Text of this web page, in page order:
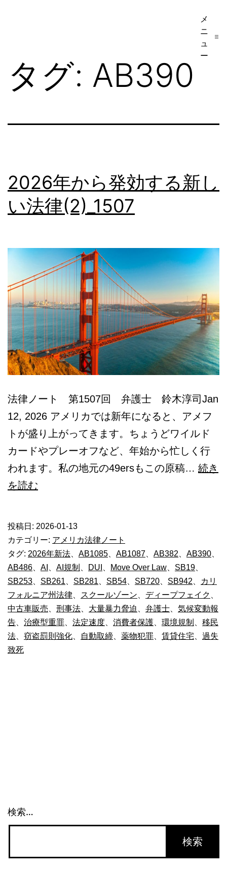
カ
移
ビ
続
き
の
語
談
メ
ニ
ュ
ー
タグ: AB390
2026年から発効する新し
い法律(2)_1507
法律ノート 第1507回 弁護士 鈴木淳司Jan
12, 2026 アメリカでは新年になると、アメフ
トが盛り上がってきます。ちょうどワイルド
カードやプレーオフなど、年始から忙しく行
われます。私の地元の49ersもこの原稿… 続き
を読む
ら
発
効
す
る
新
し
投稿日: 2026-01-13
カテゴリー: アメリカ法律ノート
タグ: 2026年新法 AB1085 AB1087 AB382 AB390
AB486
AI AI規制 DUI Move Over Law SB19
SB253
SB261 SB281 SB54 SB720 SB942
カリ
フォルニア州法律
スクールゾーン ディープフェイク
中古車販売
刑事法 大量暴力脅迫 弁護士
気候変動報
告
治療型重罪 法定速度 消費者保護 環境規制
移民
法
窃盗罰則強化 自動取締 薬物犯罪 賃貸住宅
過失
致死
検索…